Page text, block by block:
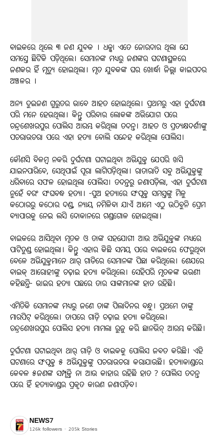
ବାଇକରେ ଥିଲେ ୩ ଜଣ ଯୁବକ । ଧକ୍କା ଏତେ ଜୋରଦାର ଥିଲା ଯେ
ସମସ୍ତେ ଛିଟିକି ପଡ଼ିଥିଲେ। ସେମାନଙ୍କ ମଧ୍ୟରୁ ଜଣଙ୍କର ଘଟଣାସ୍ଥଳରେ
ଜଣକର ହିଁ ମୃତ୍ୟୁ ହୋଇଥିଲା। ମୃତ ଯୁବକଙ୍କ ଘର ଖୋର୍ଦ୍ଧା ଜିଲ୍ଲା କାଇପଦର
ଅଞ୍ଚଳର ।
ଅନ୍ୟ ଦୁଇଜଣ ଗୁରୁତର ଭାବେ ଆହତ ହୋଇଥିଲେ। ପ୍ରଥମରୁ ଏହା ଦୁର୍ଘଟଣା
ପରି ମନେ ହେଉଥିଲା। କିନ୍ତୁ ପରିବାର ଲୋକଙ୍କ ଅଭିଯୋଗ ପରେ
ଚନ୍ଦ୍ରଶେଖରପୁର ପୋଲିସ ଆରମ୍ଭ କରିଥିଲା ତଦନ୍ତ। ଆହତ ଓ ପ୍ରତ୍ୟକ୍ଷଦର୍ଶୀଙ୍କୁ
ପଚରାଉଚରା ପରେ ଏହା ହତ୍ୟା ବୋଲି ସନ୍ଦେହ କରିଥିଲା ପୋଲିସ।
କୌଣସି ବିଳମ୍ବ ନକରି ଦୁର୍ଘଟଣା ଘଟାଇଥିବା ଅଭିଯୁକ୍ତ ଯେପରି ଖସି
ଯାଇନପାରିବେ, ସେଥିପାଇଁ ପୂରା ଲାଗିପଡ଼ିଥିଲା। ରାତାରାତି ସବୁ ଅଭିଯୁକ୍ତଙ୍କୁ
ଧରିବାରେ ସଫଳ ହୋଇଥିଲା ପୋଲିସ। ତଦନ୍ତରୁ ଜଣାପଡ଼ିଲା, ଏହା ଦୁର୍ଘଟଣା
ନୁହେଁ ବରଂ ସଂଘବଦ୍ଧ ହତ୍ୟା। -ପୁଅ ହତ୍ୟାରେ ସଂପୃକ୍ତ ସମସ୍ତଙ୍କୁ ମିଳୁ
କଠୋରରୁ କଠୋର ଦଣ୍ଡ, ନ୍ୟାୟ ନମିଳିବା ଯାଏଁ ଆମେ ଏଠୁ ଉଠିବୁନି ପ୍ରେମ
ବ୍ୟାପାରକୁ ନେଇ ଲସି ଦୋକାନରେ ଗଣ୍ଡଗୋଳ ହୋଇଥିଲା।
ବାଇକରେ ଆସିଥିବା ମୃତକ ଓ ତାଙ୍କ ସହଯୋଗୀ ଆଉ ଅଭିଯୁକ୍ତଙ୍କ ମଧ୍ୟରେ
ପାଟିତୁଣ୍ଡ ହୋଇଥିଲା। କିନ୍ତୁ ଏହାର କିଛି ସମୟ ପରେ ବାଇକରେ ଫେରୁଥିବା
ବେଳେ ଅଭିଯୁକ୍ତମାନେ ଥାର୍ ଗାଡିରେ ସେମାନଙ୍କ ପିଛା କରିଥିଲେ। ଶେଯରେ
ବାଇକ୍ ଆରୋହୀଙ୍କୁ ଚଢ଼ାଇ ହତ୍ୟା କରିଥିଲେ। ସେହିପରି ମୃତକଙ୍କ ଭଉଣୀ
କହିଛନ୍ତି- ଭାଇର ହତ୍ୟା ପଛରେ ତାର ସାଙ୍କମାନଙ୍କ ହାତ ରହିଛି।
ଏମିତିକି ସେମାନଙ୍କ ମଧ୍ୟରୁ ଜଣେ ତାଙ୍କ ପିଲାଦିନର ବନ୍ଧୁ। ପ୍ରଥମେ ତାଙ୍କୁ
ମାରପିଟ୍ କରିଥିଲେ। ତାପରେ ଗାଡ଼ି ଚଢ଼ାଇ ହତ୍ୟା କରିଥିଲେ।
ଚନ୍ଦ୍ରଶେଖରପୁର ପୋଲିସ ହତ୍ୟା ମାମଲା ରୁଜୁ କରି ଛାନଭିନ୍ ଆରମ୍ଭ କରିଛି।
ଦୁର୍ଘଟଣା ଘଟାଇଥିବା ଥାର୍ ଗାଡ଼ି ଓ ବାଇକକୁ ପୋଲିସ ଜବତ କରିଛି। ଏହି
ଘଟଣାରେ ସଂପୃକ୍ତ ୫ ଅଭିଯୁକ୍ତଙ୍କୁ ପଚରାଉଚରା କରାଯାଉଛି। ହତ୍ୟାକାଣ୍ଡରେ
କେବଳ ୫ଜଣଙ୍କ ସମ୍ପୃକ୍ତି ନା ଆଉ କାହାର ରହିଛି ହାତ ? ପୋଲିସ ତଦନ୍ତ
ପରେ ହିଁ ହତ୍ୟାକାଣ୍ଡର ପ୍ରକୃତ କାରଣ ଜଣାପଡ଼ିବ।
NEWS7
126k followers 205k Stories